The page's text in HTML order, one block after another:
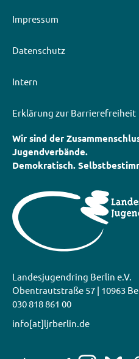
Impressum
Datenschutz
Intern
Erklärung zur Barrierefreiheit
Wir sind der
Jugendverbände.
Demokratisch.
Landesjugendring Berlin e.V.
Obentrautstraße 57 | 10963
030 818 861 00
info[at]ljrberlin.de